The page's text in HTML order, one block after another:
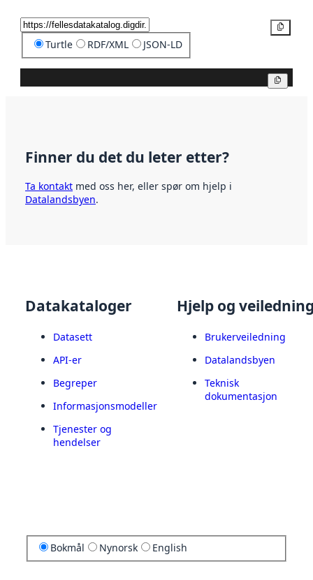
Turtle RDF/XML JSON-LD
Finner du det du leter etter?
Ta kontakt med oss her, eller spør om hjelp i
Datalandsbyen.
Datakataloger
Datasett
API-er
Begreper
Informasjonsmodeller
Tjenester og
hendelser
Hjelp og
Brukerveiledning
Datalandsbyen
Teknisk
dokumentasjon
Bokmål Nynorsk English